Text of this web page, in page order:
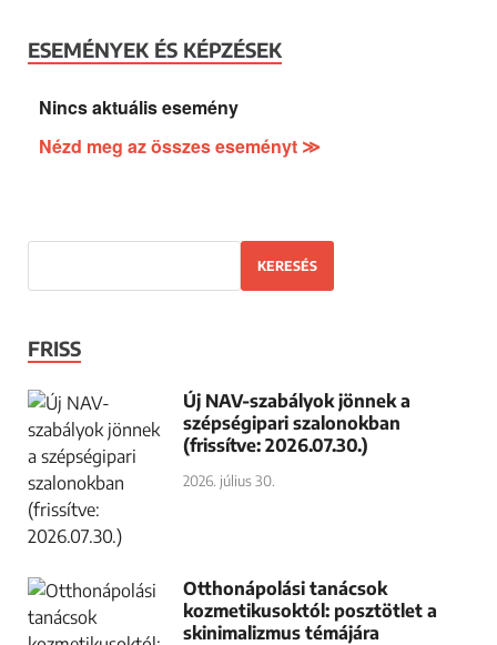
ESEMÉNYEK ÉS KÉPZÉSEK
Nincs aktuális esemény
Nézd meg az összes eseményt ≫
KERESÉS
FRISS
Új NAV-szabályok jönnek a
szépségipari szalonokban
(frissítve: 2026.07.30.)
2026. július 30.
Otthonápolási tanácsok
kozmetikusoktól: posztötlet a
skinimalizmus témájára